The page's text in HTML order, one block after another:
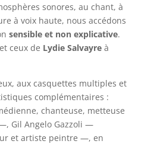
sonores, au chant, à
à voix haute, nous accédons
sensible et non explicative.
ceux de Lydie Salvayreà
aux casquettes multiples et
complémentaires :
chanteuse, metteuse
Gil Angelo Gazzoli —
et artiste peintre —, en